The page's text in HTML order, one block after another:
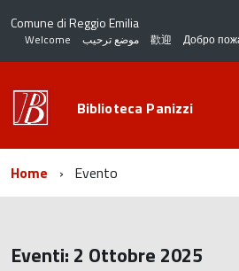
Comune di Reggio Emilia
Welcome موضع ترحيب 歡迎 Добро
Biblioteca Panizzi
Home Evento
Eventi: 2 Ottobre 2025